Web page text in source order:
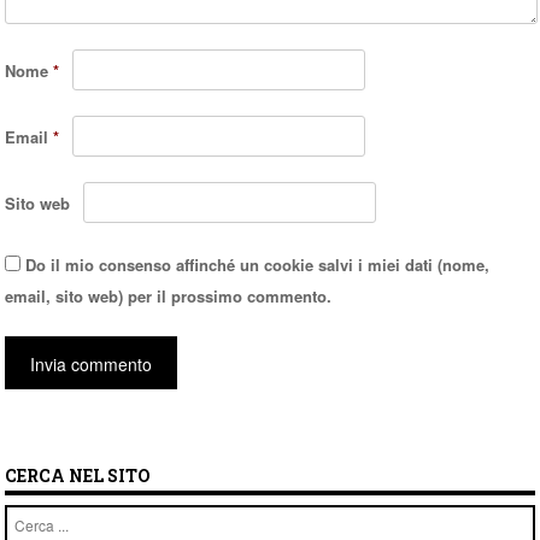
Nome*
Email*
Sito web
Do il mio consenso affinché un cookie salvi i miei dati (nome,
email, sito web) per il prossimo commento.
CERCA NEL SITO
Cerca